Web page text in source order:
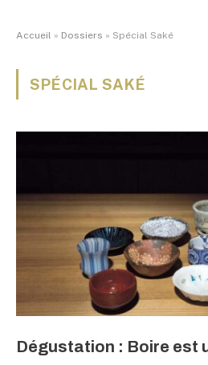
Accueil » Dossiers » Spécial Saké
SPÉCIAL SAKÉ
Dégustation : Boire est